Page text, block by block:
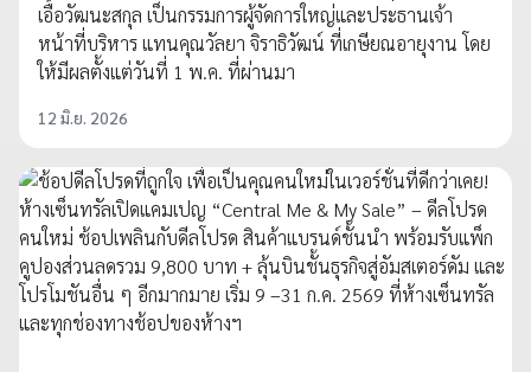
เอื้อวัฒนะสกุล เป็นกรรมการผู้จัดการใหญ่และประธานเจ้า
หน้าที่บริหาร แทนคุณวัลยา จิราธิวัฒน์ ที่เกษียณอายุงาน โดย
ให้มีผลตั้งแต่วันที่ 1 พ.ค. ที่ผ่านมา
12 มิ.ย. 2026